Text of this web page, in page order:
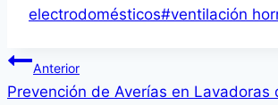
de
entrada:
electrodomésticos#ventilación
Navegación
Anterior
Prevención de Averías en Lavadoras